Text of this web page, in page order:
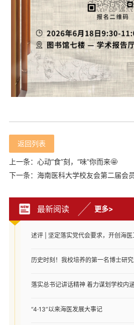
返回列表
上一条：心动“食”刻，“味”你而来🤩
下一条：海南医科大学校友会第二届会
最新阅读 更多>
“4·13”以来海医发展大事记